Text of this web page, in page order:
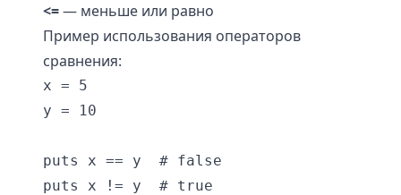
<=— меньше или равно
Пример использования операторов
сравнения:
x = 5
y = 10
puts x == y  # false
puts x != y  # true